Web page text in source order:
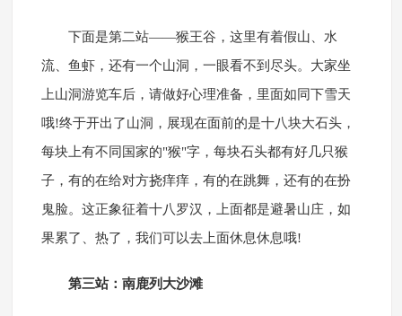
下面是第二站——猴王谷，这里有着假山、水
流、鱼虾，还有一个山洞，一眼看不到尽头。大家坐
上山洞游览车后，请做好心理准备，里面如同下雪天
哦!终于开出了山洞，展现在面前的是十八块大石头，
每块上有不同国家的"猴"字，每块石头都有好几只猴
子，有的在给对方挠痒痒，有的在跳舞，还有的在扮
鬼脸。这正象征着十八罗汉，上面都是避暑山庄，如
果累了、热了，我们可以去上面休息休息哦!
第三站：南鹿列大沙滩